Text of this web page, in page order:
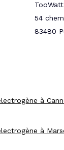
TooWatt
54
83480
à
à